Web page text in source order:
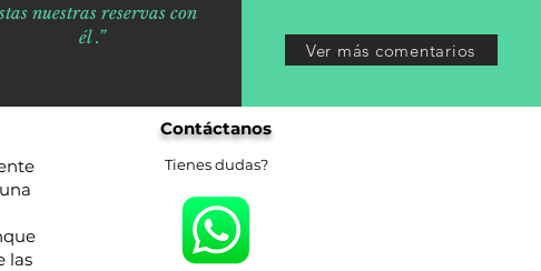
nuestras reservas con
él .”
Ver más comentarios
Contáctanos
las
Tienes dudas?